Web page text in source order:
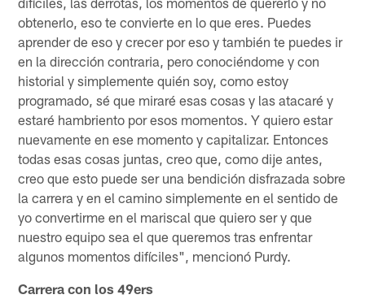
obtenerlo, eso te convierte en lo que eres. Puedes
aprender de eso y crecer por eso y también te puedes ir
en la dirección contraria, pero conociéndome y con
historial y simplemente quién soy, como estoy
programado, sé que miraré esas cosas y las atacaré y
estaré hambriento por esos momentos. Y quiero estar
nuevamente en ese momento y capitalizar. Entonces
todas esas cosas juntas, creo que, como dije antes,
creo que esto puede ser una bendición disfrazada sobre
la carrera y en el camino simplemente en el sentido de
yo convertirme en el mariscal que quiero ser y que
nuestro equipo sea el que queremos tras enfrentar
algunos momentos difíciles", mencionó Purdy.
Carrera con los 49ers